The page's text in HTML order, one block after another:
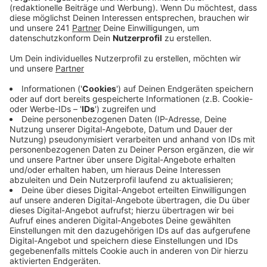
Anzeige
Anzeige
Für ambitionierte Gartengfreunde können also nach
den Eisheiligen normalerweise auch die
frostempfindlichen Pflanzen in die Erde. Unser Hannes
bezweifelt allerdings, dass da was dran ist...
Anzeige